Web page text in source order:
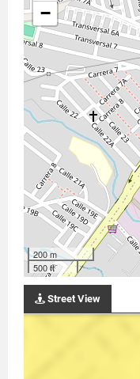
−
200 m
500 ft
Street View